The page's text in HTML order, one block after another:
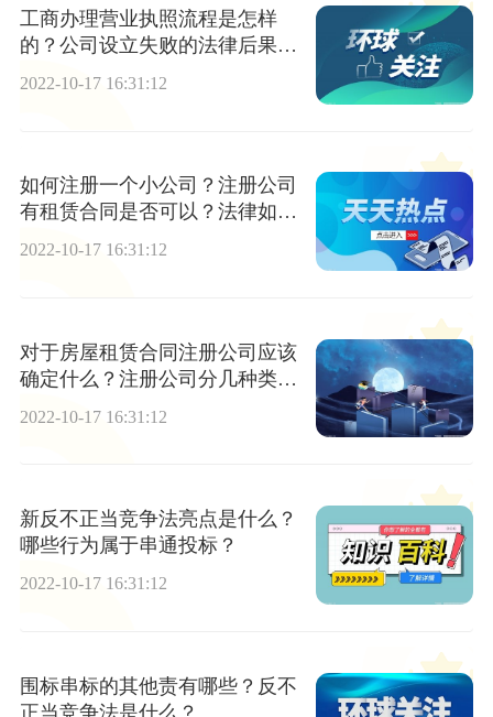
工商办理营业执照流程是怎样
的？公司设立失败的法律后果有
哪些？
2022-10-17 16:31:12
如何注册一个小公司？注册公司
有租赁合同是否可以？法律如何
让规定的？
2022-10-17 16:31:12
对于房屋租赁合同注册公司应该
确定什么？注册公司分几种类
2022-10-17 16:31:12
新反不正当竞争法亮点是什么？
哪些行为属于串通投标？
2022-10-17 16:31:12
围标串标的其他责有哪些？反不
正当竞争法是什么？